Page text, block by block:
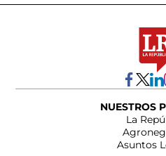
NUESTROS
La
Asuntos